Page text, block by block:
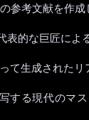
参考文献を作成
表的な巨匠によ
て生成されたリ
する現代のマ